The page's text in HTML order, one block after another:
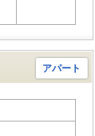
アパート